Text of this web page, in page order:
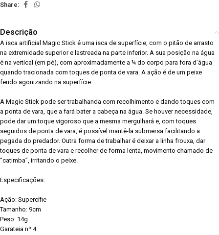
Share:
Descrição
A isca artificial Magic Stick é uma isca de superfície, com o pitão de arrasto
na extremidade superior e lastreada na parte inferior. A sua posição na água
é na vertical (em pé), com aproximadamente a ¼ do corpo para fora d’água
quando tracionada com toques de ponta de vara. A ação é de um peixe
ferido agonizando na superfície.
A Magic Stick pode ser trabalhanda com recolhimento e dando toques com
a ponta de vara, que a fará bater a cabeça na água. Se houver necessidade,
pode dar um toque vigoroso que a mesma mergulhará e, com toques
seguidos de ponta de vara, é possível mantê-la submersa facilitando a
pegada do predador. Outra forma de trabalhar é deixar a linha frouxa, dar
toques de ponta de vara e recolher de forma lenta, movimento chamado de
“catimba”, irritando o peixe.
Especificações:
Ação: Supercífie
Tamanho: 9cm
Peso: 14g
Garateia nº 4